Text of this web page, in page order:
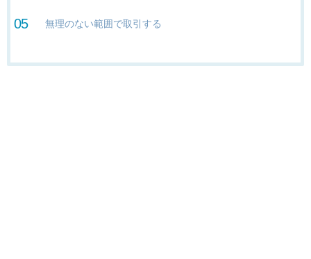
無理のない範囲で取引する